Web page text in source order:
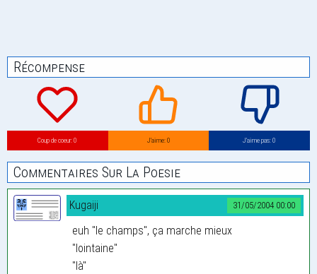
Récompense
Coup de coeur: 0 J’aime: 0 J’aime pas: 0
Commentaires Sur La Poesie
31/05/2004 00:00
Kugaiji
euh "le champs", ça marche mieux
"lointaine"
"là"